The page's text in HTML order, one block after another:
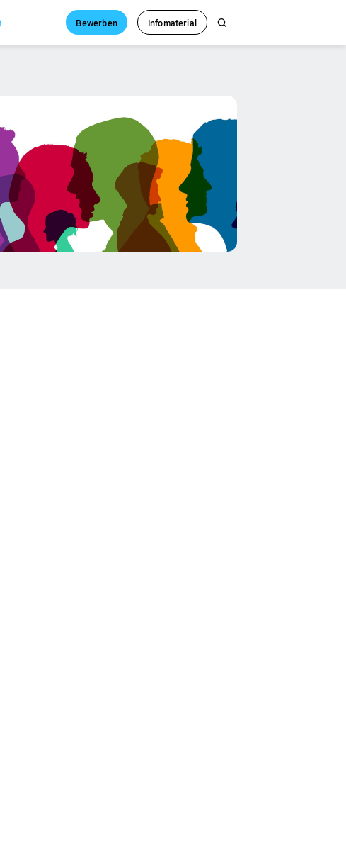
Bewerben Infomaterial